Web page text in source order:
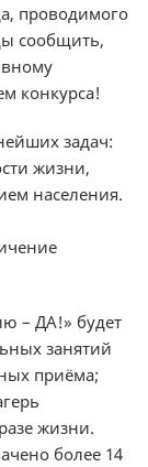
проводимого
сообщить,
конкурса!
задач:
жизни,
населения.
– ДА!» будет
занятий
приёма;
жизни.
более 14